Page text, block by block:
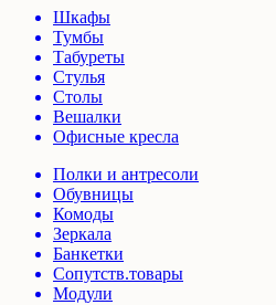
Шкафы
Тумбы
Табуреты
Стулья
Столы
Вешалки
Офисные кресла
Полки и антресоли
Обувницы
Комоды
Зеркала
Банкетки
Сопутств.товары
Модули